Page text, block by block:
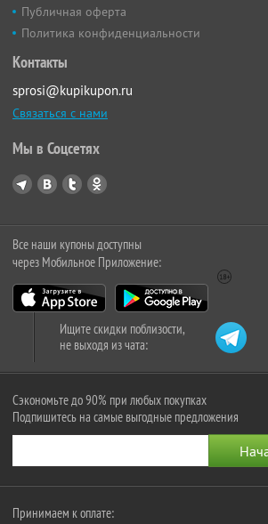
Публичная оферта
Политика конфиденциальности
Контакты
sprosi@kupikupon.ru
Связаться с нами
Мы в Соцсетях
Все наши купоны доступны
через Мобильное Приложение:
Ищите скидки поблизости,
не выходя из чата:
Сэкономьте до 90% при любых покупках
Подпишитесь на самые выгодные предложения
Принимаем к оплате: